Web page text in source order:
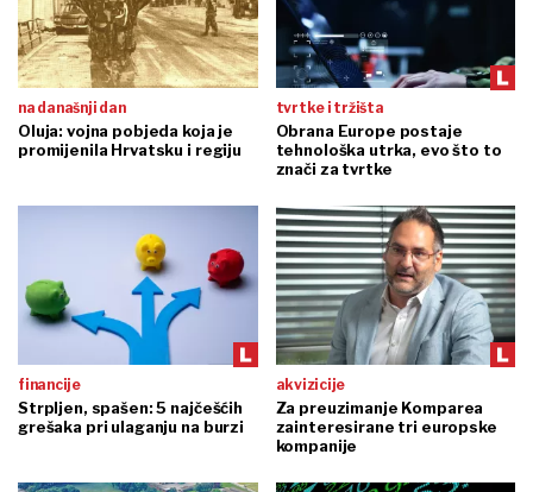
na današnji dan
Oluja: vojna pobjeda koja je
promijenila Hrvatsku i regiju
tvrtke i tržišta
Obrana Europe postaje
tehnološka utrka, evo što to
znači za tvrtke
financije
Strpljen, spašen: 5 najčešćih
grešaka pri ulaganju na burzi
akvizicije
Za preuzimanje Komparea
zainteresirane tri europske
kompanije